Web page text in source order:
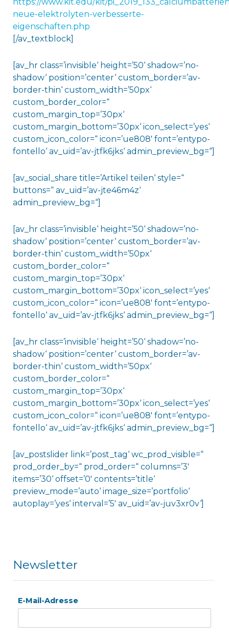
neue-elektrolyten-verbesserte-
eigenschaften.php
[/av_textblock]
[av_hr class=’invisible‘ height=’50‘ shadow=’no-
shadow‘ position=’center‘ custom_border=’av-
border-thin‘ custom_width=’50px‘
custom_border_color=“
custom_margin_top=’30px‘
custom_margin_bottom=’30px‘ icon_select=’yes‘
custom_icon_color=“ icon=’ue808′ font=’entypo-
fontello‘ av_uid=’av-jtfk6jks‘ admin_preview_bg=“]
[av_social_share title=’Artikel teilen‘ style=“
buttons=“ av_uid=’av-jte46m4z‘
admin_preview_bg=“]
[av_hr class=’invisible‘ height=’50‘ shadow=’no-
shadow‘ position=’center‘ custom_border=’av-
border-thin‘ custom_width=’50px‘
custom_border_color=“
custom_margin_top=’30px‘
custom_margin_bottom=’30px‘ icon_select=’yes‘
custom_icon_color=“ icon=’ue808′ font=’entypo-
fontello‘ av_uid=’av-jtfk6jks‘ admin_preview_bg=“]
[av_hr class=’invisible‘ height=’50‘ shadow=’no-
shadow‘ position=’center‘ custom_border=’av-
border-thin‘ custom_width=’50px‘
custom_border_color=“
custom_margin_top=’30px‘
custom_margin_bottom=’30px‘ icon_select=’yes‘
custom_icon_color=“ icon=’ue808′ font=’entypo-
fontello‘ av_uid=’av-jtfk6jks‘ admin_preview_bg=“]
[av_postslider link=’post_tag‘ wc_prod_visible=“
prod_order_by=“ prod_order=“ columns=’3′
items=’30‘ offset=’0′ contents=’title‘
preview_mode=’auto‘ image_size=’portfolio‘
autoplay=’yes‘ interval=’5′ av_uid=’av-juv3xr0v‘]
Newsletter
E-Mail-Adresse